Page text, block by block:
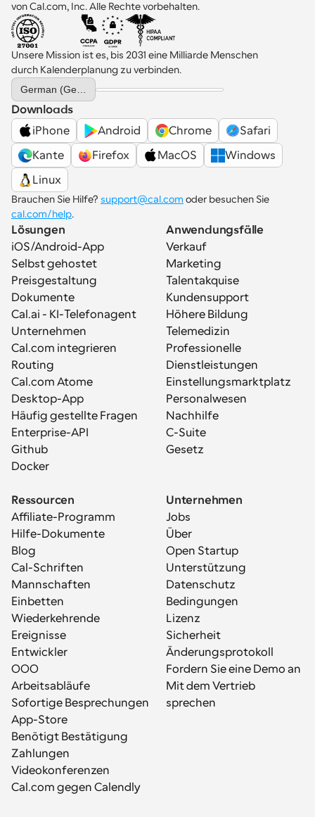
von Cal.com, Inc. Alle Rechte vorbehalten.
Unsere Mission ist es, bis 2031 eine Milliarde Menschen
durch Kalenderplanung zu verbinden.
Select Language
Downloads
iPhone
Android Chrome
Safari
Kante
Firefox MacOS
Windows
Linux
Brauchen Sie Hilfe? support@cal.com
cal.com/help.
Lösungen
iOS/Android-App
Selbst gehostet
Preisgestaltung
Dokumente
Cal.ai - KI-Telefonagent
Unternehmen
Cal.com integrieren
Routing
Cal.com Atome
Desktop-App
Häufig gestellte Fragen
Enterprise-API
Github
Docker
Anwendungsfälle
Verkauf
Marketing
Talentakquise
Kundensupport
Höhere Bildung
Telemedizin
Professionelle
Dienstleistungen
Einstellungsmarktplatz
Personalwesen
Nachhilfe
C-Suite
Gesetz
Ressourcen
Affiliate-Programm
Hilfe-Dokumente
Blog
Cal-Schriften
Mannschaften
Einbetten
Wiederkehrende
Ereignisse
Entwickler
OOO
Arbeitsabläufe
Sofortige Besprechungen
App-Store
Benötigt Bestätigung
Zahlungen
Videokonferenzen
Cal.com gegen Calendly
Unternehmen
Jobs
Über
Open Startup
Unterstützung
Datenschutz
Bedingungen
Lizenz
Sicherheit
Änderungsprotokoll
Fordern Sie eine Demo an
Mit dem Vertrieb
sprechen